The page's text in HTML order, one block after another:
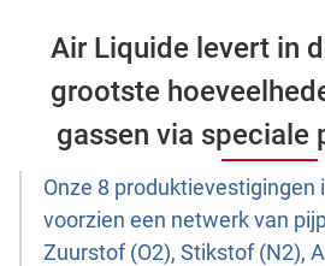
Air Liquide levert in
grootste
gassen via speciale
Onze 8 produktievestigingen
voorzien een netwerk van
Zuurstof (O2), Stikstof (N2),